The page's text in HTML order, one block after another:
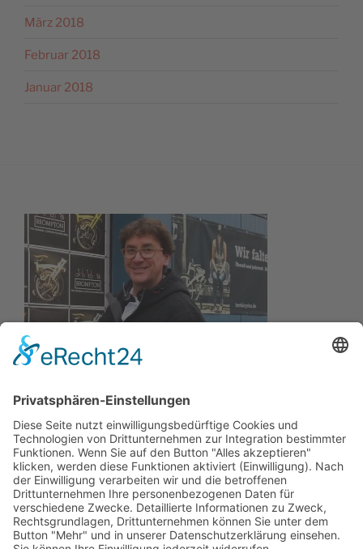
März 2018
Februar 2018
Januar 2018
Wir wollen Ihr persönlicher Online Camping Spezialist
sein, der sich auf die Fahne geschrieben hat, der
zuverlässigste und preiswerteste Anbieter zu sein.
Wir sind ständig im Wachstum und wissen Ihr
Vertrauen zu schätzen.